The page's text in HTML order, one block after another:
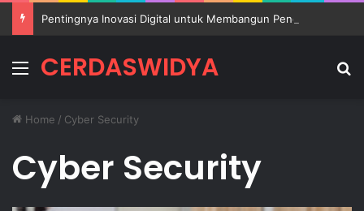
MenuCERDASWIDYA
Home / Cyber Security
Cyber Security